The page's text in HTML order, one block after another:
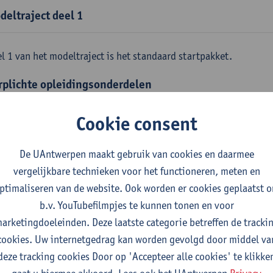
deel 1
1 van het modeltraject is het standaard startpakket.
opleidingsonderdelen
1E SEM
methoden en technieken
1E SEM
Jan Sijbers
chemie m.i.v. labovaardigheden
1E SEM
Frank Blockhuys Christophe De Bie
Cookie consent
De UAntwerpen maakt gebruik van cookies en daarmee
vergelijkbare technieken voor het functioneren, meten en
van de website. Ook worden er cookies geplaatst
b.v. YouTubefilmpjes te kunnen tonen en voor
Deze laatste categorie betreffen de
Uw internetgedrag kan worden gevolgd door middel
tracking cookies Door op 'Accepteer alle cookies' te